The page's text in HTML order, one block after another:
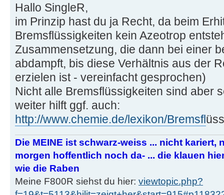
Hallo SingleR,
im Prinzip hast du ja Recht, da beim
Bremsflüssigkeiten kein Azeotrop
Zusammensetzung, die dann bei einer
abdampft, bis diese Verhältnis aus der
erzielen ist - vereinfacht gesprochen)
Nicht alle Bremsflüssigkeiten sind aber
weiter hilft ggf. auch:
http://www.chemie.de/lexikon/Bremsfl
Die MEINE ist schwarz-weiss ... nicht kariert,
morgen hoffentlich noch da- ... die klauen
wie die Raben
Meine F800R siehst du hier: viewtopic.php?